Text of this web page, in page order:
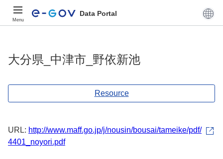
Menu
Data Portal
大分県_中津市_野依新池
Resource
URL: http://www.maff.go.jp/j/nousin/bousai/tameike/pdf/
4401_noyori.pdf